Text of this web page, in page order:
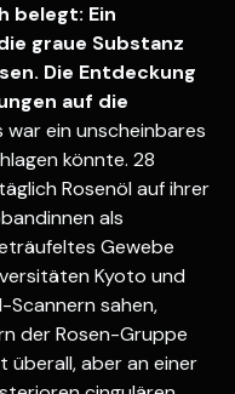
belegt: Ein
graue Substanz
Die Entdeckung
auf die
war ein unscheinbares
könnte. 28
Rosenöl auf ihrer
als
Gewebe
Kyoto und
Scannern sahen,
der Rosen-Gruppe
überall, aber an einer